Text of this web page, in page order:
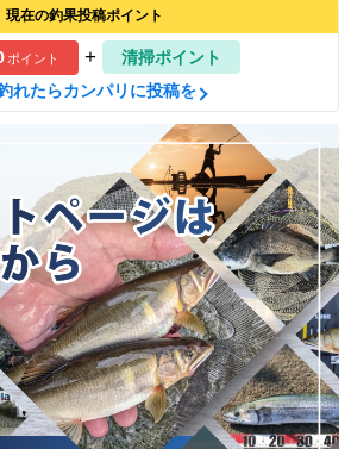
現在の釣果投稿ポイント
ポイント +
清掃ポイント
れたらカンパリに投稿を